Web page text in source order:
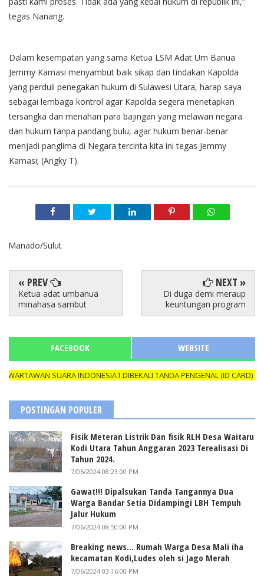
tegas Nanang.
Dalam kesempatan yang sama Ketua LSM Adat Um Banua
Jemmy Kamasi menyambut baik sikap dan tindakan Kapolda
yang perduli penegakan hukum di Sulawesi Utara, harap saya
sebagai lembaga kontrol agar Kapolda segera menetapkan
tersangka dan menahan para bajingan yang melawan negara
dan hukum tanpa pandang bulu, agar hukum benar-benar
menjadi panglima di Negara tercinta kita ini tegas Jemmy
Kamasi; (Angky T).
Manado/Sulut
« PREV
Ketua adat umbanua
minahasa sambut
NEXT »
Di duga demi meraup
keuntungan program
FACEBOOK WEBSITE
SUARA INDONESIA1 DIBEKALI TANDA PENGENAL (ID CARD) YANG
POSTINGAN POPULER
Fisik Meteran Listrik Dan fisik RLH Desa Waitaru
Kodi Utara Tahun Anggaran 2023 Terealisasi Di
Tahun 2024.
7/06/2024 08:23:00 PM
Gawat!!! Dipalsukan Tanda Tangannya Dua
Warga Bandar Setia Didampingi LBH Tempuh
Jalur Hukum
7/06/2024 08:50:00 PM
Breaking news... Rumah Warga Desa Mali iha
kecamatan Kodi,Ludes oleh si Jago Merah
7/06/2024 03:16:00 PM